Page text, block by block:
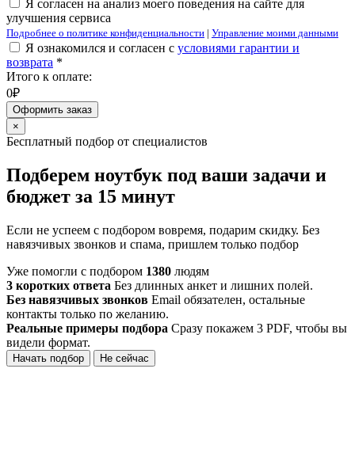
Я согласен на анализ моего поведения на сайте для
улучшения сервиса
Подробнее о политике конфиденциальности | Управление моими данными
Я ознакомился и согласен с условиями гарантии и
возврата *
Итого к оплате:
0₽
Оформить заказ
×
Бесплатный подбор от специалистов
Подберем ноутбук под ваши задачи и
бюджет за 15 минут
Если не успеем с подбором вовремя, подарим скидку. Без
навязчивых звонков и спама, пришлем только подбор
Уже помогли с подбором 1380 людям
3 коротких ответа Без длинных анкет и лишних полей.
Без навязчивых звонков Email обязателен, остальные
контакты только по желанию.
Реальные примеры подбора Сразу покажем 3 PDF, чтобы вы
видели формат.
Начать подбор Не сейчас